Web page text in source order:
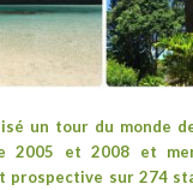
un tour du monde
2005 et 2008 et
prospective sur 274